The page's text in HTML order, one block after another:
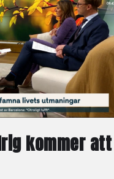
kommer att